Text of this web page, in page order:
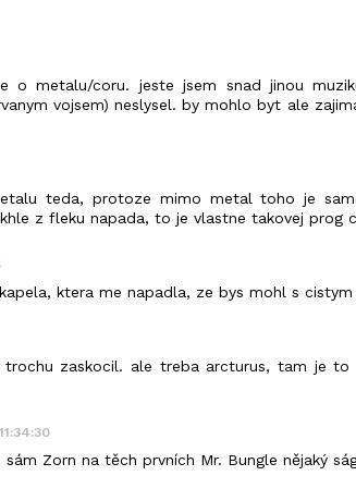
o metalu/coru. jeste jsem snad jinou
vojsem) neslysel. by mohlo byt ale
teda, protoze mimo metal toho je
z fleku napada, to je vlastne takovej prog
ktera me napadla, ze bys mohl s
zaskocil. ale treba arcturus, tam je to
Zorn na těch prvních Mr. Bungle nějaký